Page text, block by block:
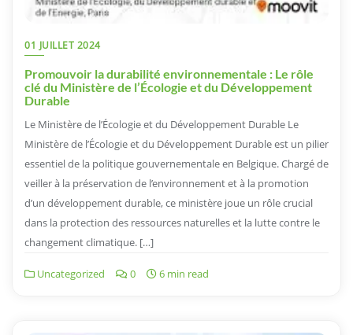
01 JUILLET 2024
Promouvoir la durabilité environnementale : Le rôle
clé du Ministère de l’Écologie et du Développement
Durable
Le Ministère de l’Écologie et du Développement Durable Le
Ministère de l’Écologie et du Développement Durable est un pilier
essentiel de la politique gouvernementale en Belgique. Chargé de
veiller à la préservation de l’environnement et à la promotion
d’un développement durable, ce ministère joue un rôle crucial
dans la protection des ressources naturelles et la lutte contre le
changement climatique. […]
Uncategorized 0 6 min read